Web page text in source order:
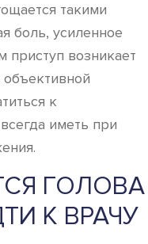
такими
боль, усиленное
приступ возникает
к
иметь при
ГОЛОВА
К ВРАЧУ